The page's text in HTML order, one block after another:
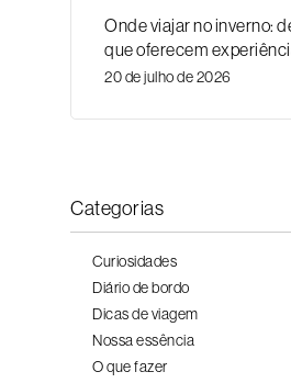
Onde viajar no inverno:
que oferecem
20 de julho de 2026
Categorias
Curiosidades
Diário de bordo
Dicas de viagem
Nossa essência
O que fazer